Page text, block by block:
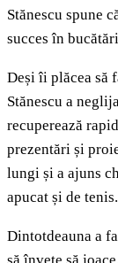
Stănescu spune
succes în
Deși îi plăcea să
Stănescu a
recuperează
prezentări și
lungi și a ajuns
apucat și de tenis.
Dintotdeauna a
să învețe să